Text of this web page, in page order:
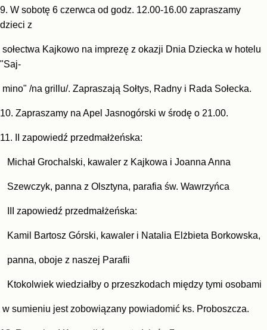
9. W sobotę 6 czerwca od godz. 12.00-16.00 zapraszamy
dzieci z
sołectwa Kajkowo na imprezę z okazji Dnia Dziecka w hotelu
"Saj-
mino" /na grillu/. Zapraszają Sołtys, Radny i Rada Sołecka.
10. Zapraszamy na Apel Jasnogórski w środę o 21.00.
11. II zapowiedź przedmałżeńska:
Michał Grochalski, kawaler z Kajkowa i Joanna Anna
Szewczyk, panna z Olsztyna, parafia św. Wawrzyńca
III zapowiedź przedmałżeńska:
Kamil Bartosz Górski, kawaler i Natalia Elżbieta Borkowska,
panna, oboje z naszej Parafii
Ktokolwiek wiedziałby o przeszkodach między tymi osobami
w sumieniu jest zobowiązany powiadomić ks. Proboszcza.